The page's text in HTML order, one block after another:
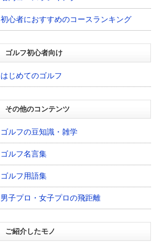
初心者におすすめのコースランキング
ゴルフ初心者向け
はじめてのゴルフ
その他のコンテンツ
ゴルフの豆知識・雑学
ゴルフ名言集
ゴルフ用語集
男子プロ・女子プロの飛距離
ご紹介したモノ